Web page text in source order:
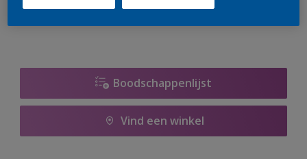
Boodschappenlijst
Vind een winkel